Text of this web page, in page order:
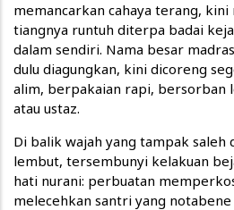
memancarkan cahaya terang, kini
tiangnya runtuh diterpa badai
dalam sendiri. Nama besar
dulu diagungkan, kini dicoreng
alim, berpakaian rapi, bersorban
atau ustaz.
Di balik wajah yang tampak saleh
lembut, tersembunyi kelakuan
hati nurani: perbuatan
melecehkan santri yang